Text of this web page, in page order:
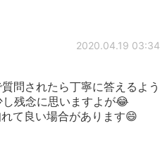
2020.04.19 03:34
問されたら丁寧に答えるよう
残念に思いますよが😂
て良い場合があります😄